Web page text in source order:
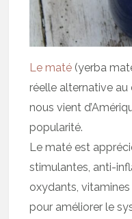
Le maté (yerba
réelle alternative
nous vient
popularité.
Le maté est
stimulantes, anti-
oxydants,
pour améliorer le